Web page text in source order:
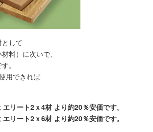
して
料）に次いで、
。
用できれば
リート2ｘ4材 より約20％安価です。
リート2ｘ6材 より約20％安価です。